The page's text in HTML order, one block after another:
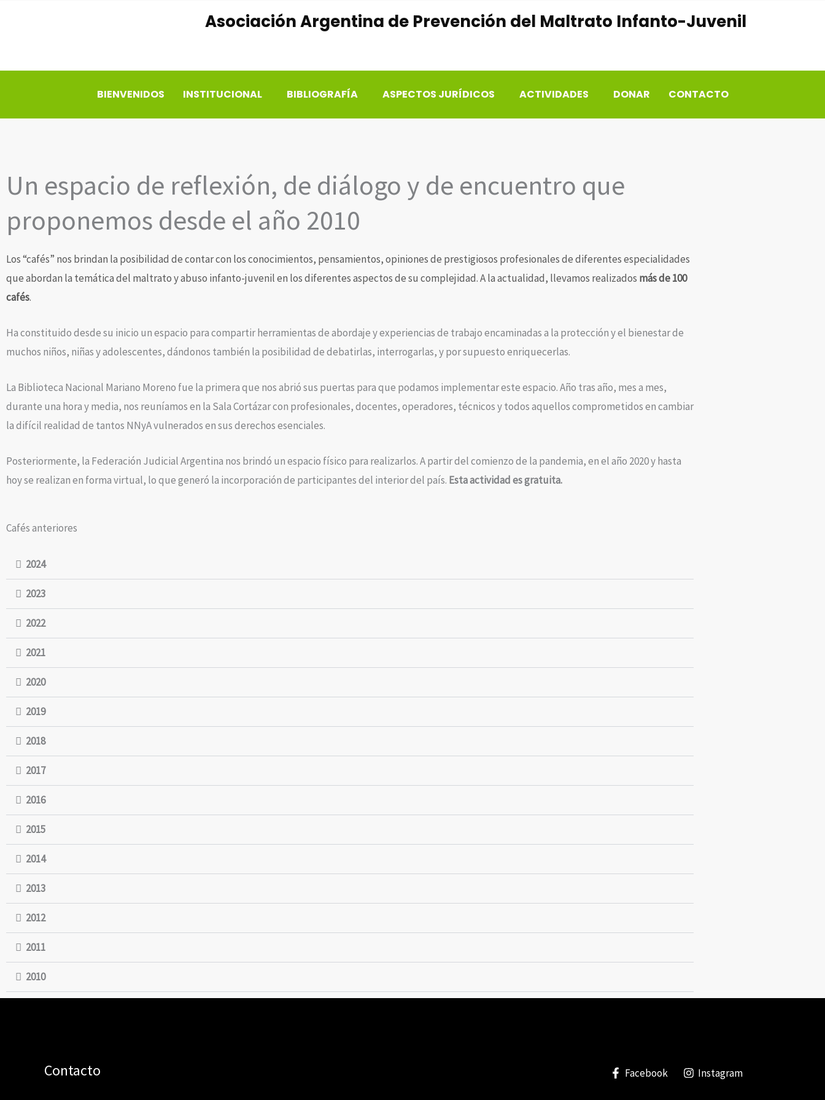
Asociación Argentina de Prevención del Maltrato Infanto-Juvenil
BIENVENIDOS INSTITUCIONAL BIBLIOGRAFÍA ASPECTOS JURÍDICOS ACTIVIDADES DONAR CONTACTO
Un espacio de reflexión, de diálogo y de encuentro que
proponemos desde el año 2010
Los “cafés” nos brindan la posibilidad de contar con los conocimientos, pensamientos, opiniones de prestigiosos profesionales de diferentes especialidades
que abordan la temática del maltrato y abuso infanto-juvenil en los diferentes aspectos de su complejidad. A la actualidad, llevamos realizados más de 100
cafés.
Ha constituido desde su inicio un espacio para compartir herramientas de abordaje y experiencias de trabajo encaminadas a la protección y el bienestar de
muchos niños, niñas y adolescentes, dándonos también la posibilidad de debatirlas, interrogarlas, y por supuesto enriquecerlas.
La Biblioteca Nacional Mariano Moreno fue la primera que nos abrió sus puertas para que podamos implementar este espacio. Año tras año, mes a mes,
durante una hora y media, nos reuníamos en la Sala Cortázar con profesionales, docentes, operadores, técnicos y todos aquellos comprometidos en cambiar
la difícil realidad de tantos NNyA vulnerados en sus derechos esenciales.
Posteriormente, la Federación Judicial Argentina nos brindó un espacio físico para realizarlos. A partir del comienzo de la pandemia, en el año 2020 y hasta
hoy se realizan en forma virtual, lo que generó la incorporación de participantes del interior del país. Esta actividad es gratuita.
Cafés anteriores
2024
2023
2022
2021
2020
2019
2018
2017
2016
2015
2014
2013
2012
2011
2010
Contacto Facebook Instagram